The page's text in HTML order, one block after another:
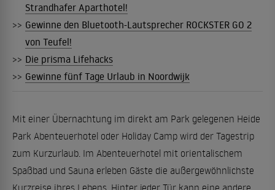
Strandhafer Aparthotel!
>> Gewinne den Bluetooth-Lautsprecher ROCKSTER GO 2
von Teufel!
>> Die prisma Lifehacks
>> Gewinne fünf Tage Urlaub in Noordwijk
Mit einer Übernachtung im direkt am Park gelegenen Heide
Park Abenteuerhotel oder Holiday Camp wird der Tagestrip
zum Kurzurlaub. Im Abenteuerhotel mit orientalischem
Spaßbad und Sauna erleben Gäste die außergewöhnlichste
Kurzreise ihres Lebens. Hinter jeder Tür kann eine andere